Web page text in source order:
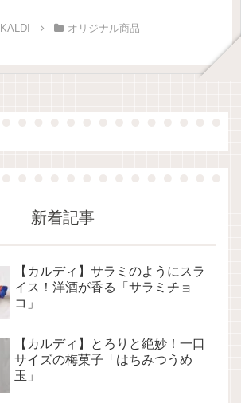
KALDI オリジナル商品
新着記事
【カルディ】サラミのようにスラ
イス！洋酒が香る「サラミチョ
コ」
【カルディ】とろりと絶妙！一口
サイズの梅菓子「はちみつうめ
玉」